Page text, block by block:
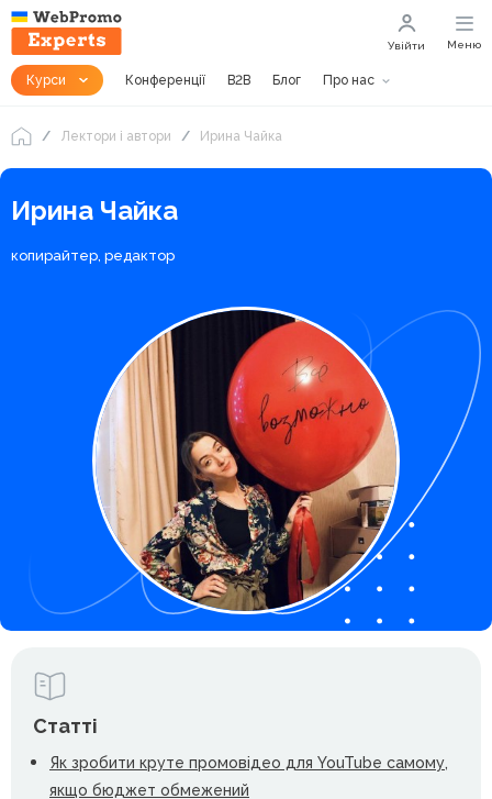
Курси Конференції B2B Блог Про нас
Увійти Меню
Лектори і автори Ирина Чайка
Ирина Чайка
копирайтер, редактор
Статті
Як зробити круте промовідео для YouTube самому,
якщо бюджет обмежений